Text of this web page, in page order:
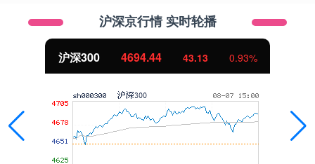
沪深京行情 实时轮播
北证50 1134.24 11.37 1.01%